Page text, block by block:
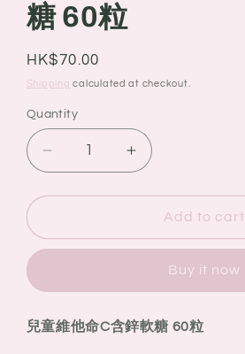
糖 60粒
Regular
price
HK$70.00
Shipping calculated at checkout.
Quantity
Quantity
Decrease
quantity
for
Way
佳
思
Increase
quantity
for
Nature&#39;s
Way
Smart
佳
思
Add to cart
Buy it now
兒童維他命C含鋅軟糖 60粒